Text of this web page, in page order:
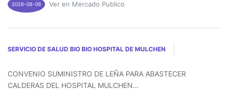
2026-08-06 Ver en Mercado Publico
SERVICIO DE SALUD BIO BIO HOSPITAL DE MULCHEN
CONVENIO SUMINISTRO DE LEÑA PARA ABASTECER
CALDERAS DEL HOSPITAL MULCHEN...